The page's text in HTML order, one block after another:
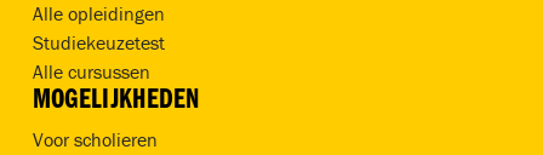
Alle opleidingen
Studiekeuzetest
Alle cursussen
MOGELIJKHEDEN
Voor scholieren